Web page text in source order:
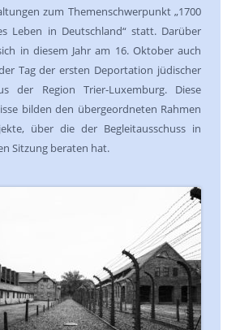
zum Themenschwerpunkt „1700
Leben in Deutschland“ statt. Darüber
in diesem Jahr am 16. Oktober auch
Tag der ersten Deportation jüdischer
der Region Trier-Luxemburg. Diese
bilden den übergeordneten Rahmen
über die der Begleitausschuss in
Sitzung beraten hat.